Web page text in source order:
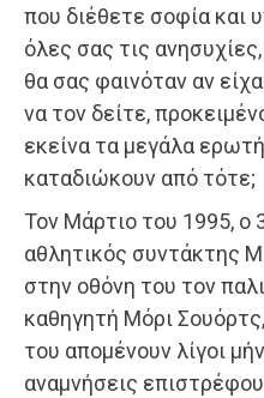
που διέθετε σοφία και
όλες σας τις
θα σας φαινόταν αν
να τον δείτε,
εκείνα τα μεγάλα
καταδιώκουν από τότε;
Τον Μάρτιο του 1995, ο
αθλητικός συντάκτης
στην οθόνη του τον
καθηγητή Μόρι
του απομένουν λίγοι
αναμνήσεις